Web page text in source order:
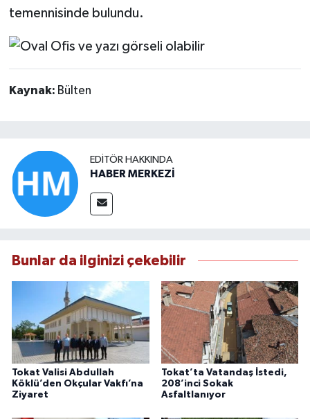
temennisinde bulundu.
Kaynak: Bülten
EDITÖR HAKKINDA
HABER MERKEZİ
Bunlar da ilginizi çekebilir
Tokat Valisi Abdullah
Köklü’den Okçular Vakfı’na
Ziyaret
Tokat’ta Vatandaş İstedi,
208’inci Sokak
Asfaltlanıyor